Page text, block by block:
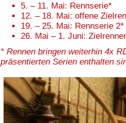
5. – 11. Mai: Rennserie*
12. – 18. Mai: offene
19. – 25. Mai: Rennserie 2*
26. Mai – 1. Juni:
* Rennen bringen weiterhin 4x
präsentierten Serien enthalten